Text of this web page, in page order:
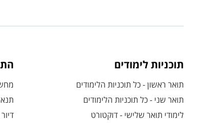
תוכניות לימודים
תואר ראשון - כל תוכניות הלימודים
תואר שני - כל תוכניות הלימודים
לימודי תואר שלישי - דוקטורט